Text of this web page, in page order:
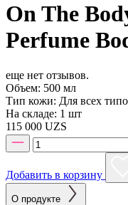
On The
Perfume
еще нет отзывов.
Объем: 500 мл
Тип кожи: Для всех
На складе: 1 шт
115 000 UZS
Добавить в корзину
О продукте